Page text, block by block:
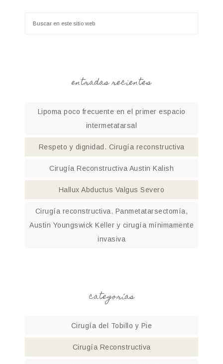
entradas recientes
Lipoma poco frecuente en el primer espacio
intermetatarsal
Respeto y dignidad. Cirugía reconstructiva
Cirugía Reconstructiva Austin Kalish
Hallux Abductus Valgus Severo
Cirugía reconstructiva. Panmetatarsectomía,
Austin Youngswick Keller y cirugía mínimamente
invasiva
categorías
Cirugía del Tobillo y Pie
Cirugía Reconstructiva